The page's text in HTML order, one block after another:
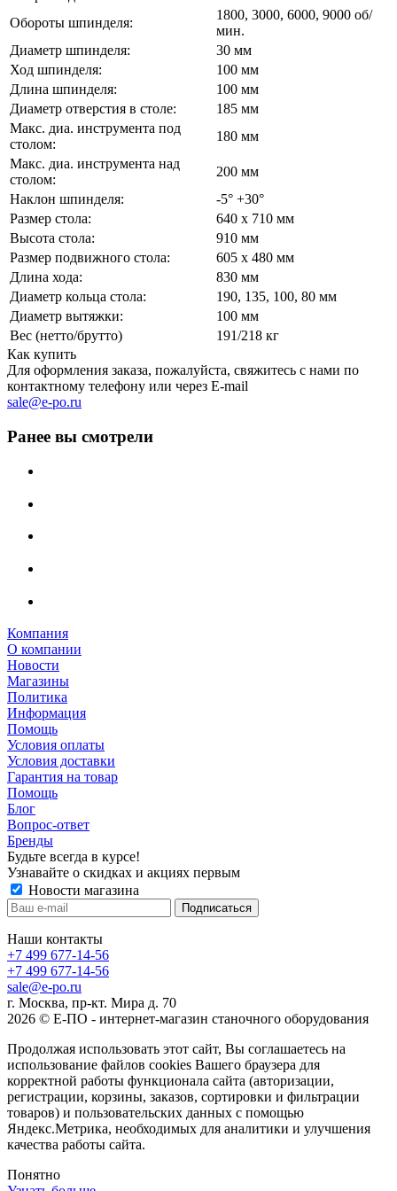
Обороты шпинделя:
1800, 3000, 6000, 9000 об/
мин.
Диаметр шпинделя:
30 мм
Ход шпинделя:
100 мм
Длина шпинделя:
100 мм
Диаметр отверстия в столе:
185 мм
Макс. диа. инструмента под
столом:
180 мм
Макс. диа. инструмента над
столом:
200 мм
Наклон шпинделя:
-5° +30°
Размер стола:
640 x 710 мм
Высота стола:
910 мм
Размер подвижного стола:
605 x 480 мм
Длина хода:
830 мм
Диаметр кольца стола:
190, 135, 100, 80 мм
Диаметр вытяжки:
100 мм
Вес (нетто/брутто)
191/218 кг
Как купить
Для оформления заказа, пожалуйста, свяжитесь с нами по
контактному телефону или через E-mail
sale@e-po.ru
Ранее вы смотрели
Компания
О компании
Новости
Магазины
Политика
Информация
Помощь
Условия оплаты
Условия доставки
Гарантия на товар
Помощь
Блог
Вопрос-ответ
Бренды
Будьте всегда в курсе!
Узнавайте о скидках и акциях первым
Новости магазина
Наши контакты
+7 499 677-14-56
+7 499 677-14-56
sale@e-po.ru
г. Москва, пр-кт. Мира д. 70
2026 © Е-ПО - интернет-магазин станочного оборудования
Продолжая использовать этот сайт, Вы соглашаетесь на
использование файлов cookies Вашего браузера для
корректной работы функционала сайта (авторизации,
регистрации, корзины, заказов, сортировки и фильтрации
товаров) и пользовательских данных с помощью
Яндекс.Метрика, необходимых для аналитики и улучшения
качества работы сайта.
Понятно